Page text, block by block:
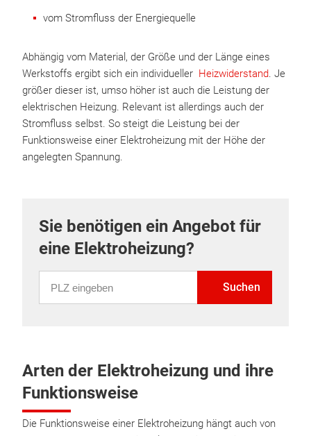
vom Stromfluss der Energiequelle
Abhängig vom Material, der Größe und der Länge eines
Werkstoffs ergibt sich ein individueller Heizwiderstand. Je
größer dieser ist, umso höher ist auch die Leistung der
elektrischen Heizung. Relevant ist allerdings auch der
Stromfluss selbst. So steigt die Leistung bei der
Funktionsweise einer Elektroheizung mit der Höhe der
angelegten Spannung.
Sie benötigen ein Angebot für
eine Elektroheizung?
Suchen
Arten der Elektroheizung und ihre
Funktionsweise
Die Funktionsweise einer Elektroheizung hängt auch von